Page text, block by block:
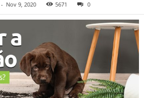
- Nov 9, 2020 5671 0